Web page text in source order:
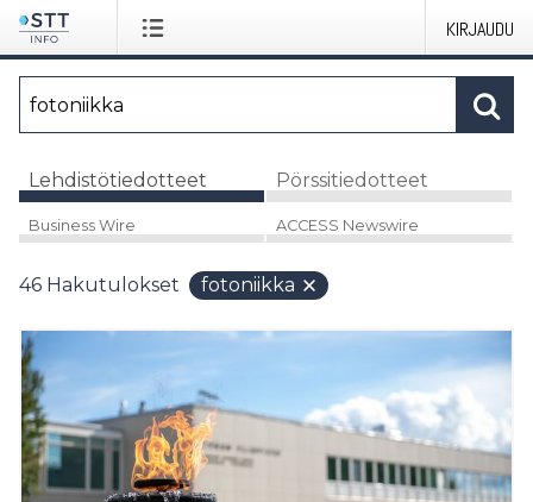
KIRJAUDU
Lehdistötiedotteet Pörssitiedotteet
Business Wire ACCESS Newswire
46 Hakutulokset fotoniikka